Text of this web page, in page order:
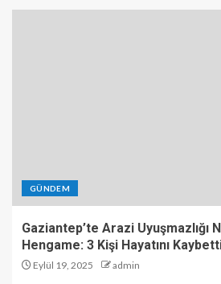
GÜNDEM
Gaziantep’te Arazi Uyuşmazlığı
Hengame: 3 Kişi Hayatını
Eylül 19, 2025 admin